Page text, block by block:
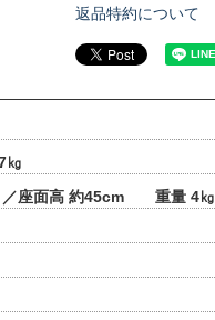
返品特約について
㎏
／座面高 約45cm 重量 4㎏